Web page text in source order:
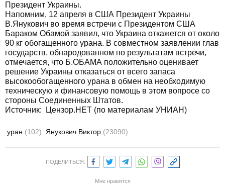
Президент Украины.
Напомним, 12 апреля в США Президент Украины
В.Янукович во время встречи с Президентом США
Бараком Обамой заявил, что Украина откажется от около
90 кг обогащенного урана. В совместном заявлении глав
государств, обнародованном по результатам встречи,
отмечается, что Б.ОБАМА положительно оценивает
решение Украины отказаться от всего запаса
высокообогащенного урана в обмен на необходимую
техническую и финансовую помощь в этом вопросе со
стороны Соединенных Штатов.
Источник: Цензор.НЕТ (по материалам УНИАН)
уран (102) Янукович Виктор (23090)
ПОДЕЛИТЬСЯ:
Мне нравится